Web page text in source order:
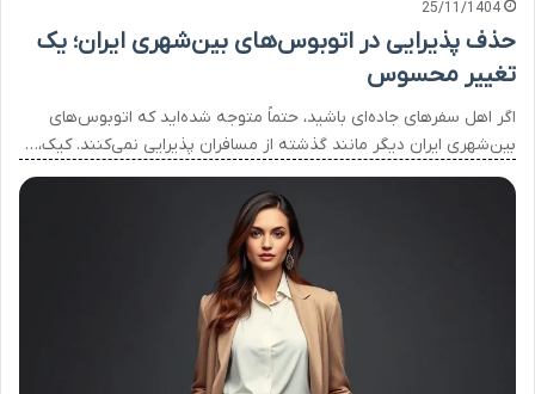
25/11/1404
حذف پذیرایی در اتوبوس‌های بین‌شهری ایران؛ یک
تغییر محسوس
اگر اهل سفرهای جاده‌ای باشید، حتماً متوجه شده‌اید که اتوبوس‌های
بین‌شهری ایران دیگر مانند گذشته از مسافران پذیرایی نمی‌کنند. کیک،…